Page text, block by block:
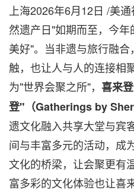
上海2026年6月12日 /美通
然遗产日"如期而至，今
美好"。当非遗与旅行融
触，也让人与人的连接相
为"世界会聚之所"， 喜来
登"（Gatherings by
遗文化融入共享大堂与宾
间与丰富多元的活动，成
文化的桥梁，让会聚更有
富多彩的文化体验也让喜